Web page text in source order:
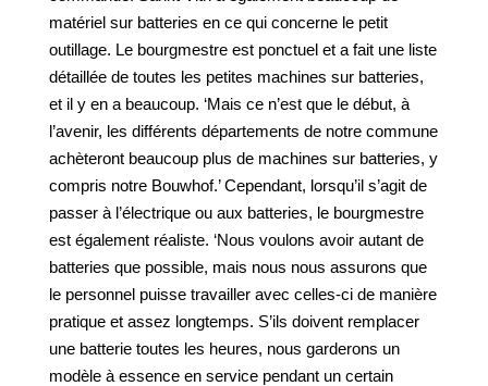
matériel sur batteries en ce qui concerne le petit
outillage. Le bourgmestre est ponctuel et a fait une liste
détaillée de toutes les petites machines sur batteries,
et il y en a beaucoup. ‘Mais ce n’est que le début, à
l’avenir, les différents départements de notre commune
achèteront beaucoup plus de machines sur batteries, y
compris notre Bouwhof.’ Cependant, lorsqu’il s’agit de
passer à l’électrique ou aux batteries, le bourgmestre
est également réaliste. ‘Nous voulons avoir autant de
batteries que possible, mais nous nous assurons que
le personnel puisse travailler avec celles-ci de manière
pratique et assez longtemps. S’ils doivent remplacer
une batterie toutes les heures, nous garderons un
modèle à essence en service pendant un certain